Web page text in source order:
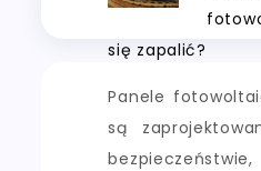
się zapalić?
Panele
są